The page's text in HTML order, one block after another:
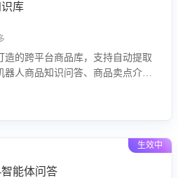
库
造的跨平台商品库，支持自动提取
器人商品知识问答、商品卖点介绍
生效中
能体问答